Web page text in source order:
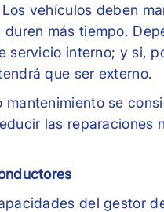
vehículos deben
más tiempo.
servicio interno; y si,
que ser externo.
mantenimiento se
las reparaciones
del gestor